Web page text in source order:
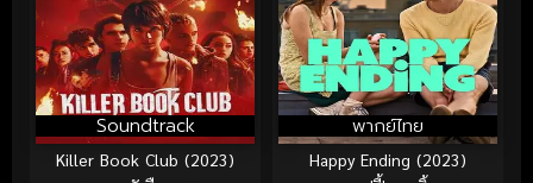
Soundtrack
Killer Book Club (2023)
พากย์ไทย
Happy Ending (2023)